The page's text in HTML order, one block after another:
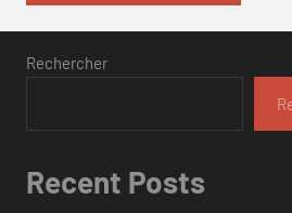
Rechercher
Recent Posts